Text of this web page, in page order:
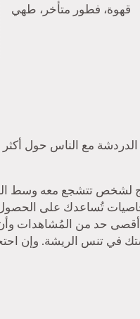
قهوة، فطور متأخر، طهي
أقصى حد من المُشاهدات